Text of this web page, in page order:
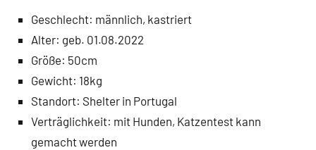
Geschlecht: männlich, kastriert
Alter: geb. 01.08.2022
Größe: 50cm
Gewicht: 18kg
Standort: Shelter in Portugal
Verträglichkeit: mit Hunden, Katzentest kann
gemacht werden